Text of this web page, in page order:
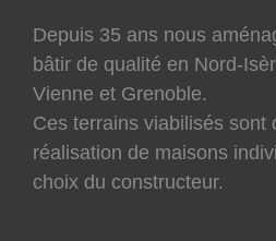
Depuis 35 ans nous
bâtir de qualité en Nord-
Vienne et Grenoble.
Ces terrains viabilisés sont
réalisation de maisons
choix du constructeur.